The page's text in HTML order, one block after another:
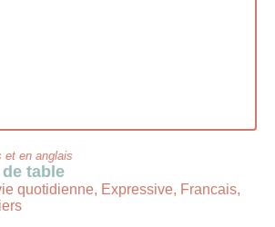
et en anglais
table
quotidienne, Expressive, Francais,